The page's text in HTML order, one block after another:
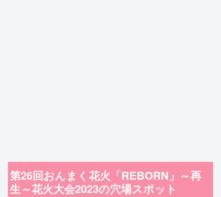
第26回おんまく花火「REBORN」～再
生～花火大会2023の穴場スポット